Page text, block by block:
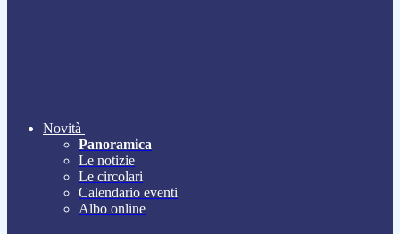
Novità
Panoramica
Le notizie
Le circolari
Calendario eventi
Albo online